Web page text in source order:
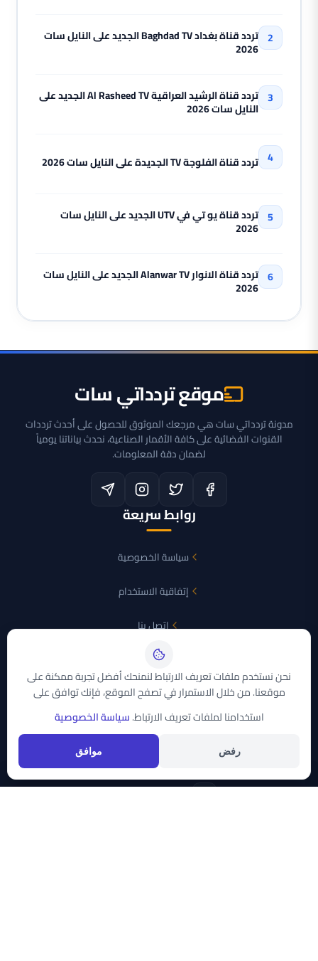
تردد قناة بغداد Baghdad TV الجديد على النايل سات
2026
تردد قناة الرشيد العراقية Al Rasheed TV الجديد على
النايل سات 2026
تردد قناة الفلوجة TV الجديدة على النايل سات 2026
تردد قناة يو تي في UTV الجديد على النايل سات
2026
تردد قناة الانوار Alanwar TV الجديد على النايل سات
2026
موقع تردداتي سات
مدونة تردداتي سات هي مرجعك الموثوق للحصول على أحدث ترددات
القنوات الفضائية على كافة الأقمار الصناعية، نحدث بياناتنا يومياً
لضمان دقة المعلومات.
روابط سريعة
سياسة الخصوصية
إتفاقية الاستخدام
اتصل بنا
الأقمار الصناعية
نايل سات
عرب سات
نحن نستخدم ملفات تعريف الارتباط لنمنحك أفضل تجربة ممكنة على
موقعنا. من خلال الاستمرار في تصفح الموقع، فإنك توافق على
استخدامنا لملفات تعريف الارتباط.سياسة الخصوصية
رفض موافق